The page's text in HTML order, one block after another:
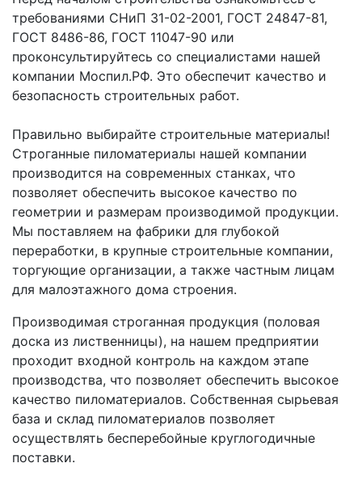
требованиями СНиП 31-02-2001, ГОСТ 24847-81,
ГОСТ 8486-86, ГОСТ 11047-90 или
проконсультируйтесь со специалистами нашей
компании Моспил.РФ. Это обеспечит качество и
безопасность строительных работ.
Правильно выбирайте строительные материалы!
Строганные пиломатериалы нашей компании
производится на современных станках, что
позволяет обеспечить высокое качество по
геометрии и размерам производимой продукции.
Мы поставляем на фабрики для глубокой
переработки, в крупные строительные компании,
торгующие организации, а также частным лицам
для малоэтажного дома строения.
Производимая строганная продукция (половая
доска из лиственницы), на нашем предприятии
проходит входной контроль на каждом этапе
производства, что позволяет обеспечить высокое
качество пиломатериалов. Собственная сырьевая
база и склад пиломатериалов позволяет
осуществлять бесперебойные круглогодичные
поставки.